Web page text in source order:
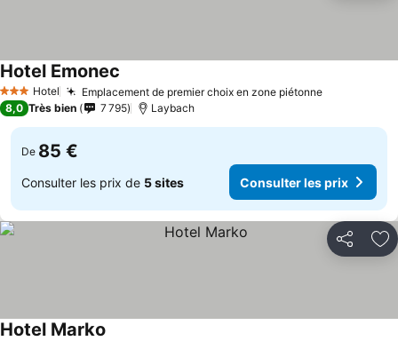
3 ÉtoilesHotel Emplacement de premier choix en zone piétonneConsulter
Hotel Emonec
8,0 Très bien 7 795 Laybach
De 85 €
Consulter les prix de 5 sites Consulter les prix
Partager
Hotel Marko